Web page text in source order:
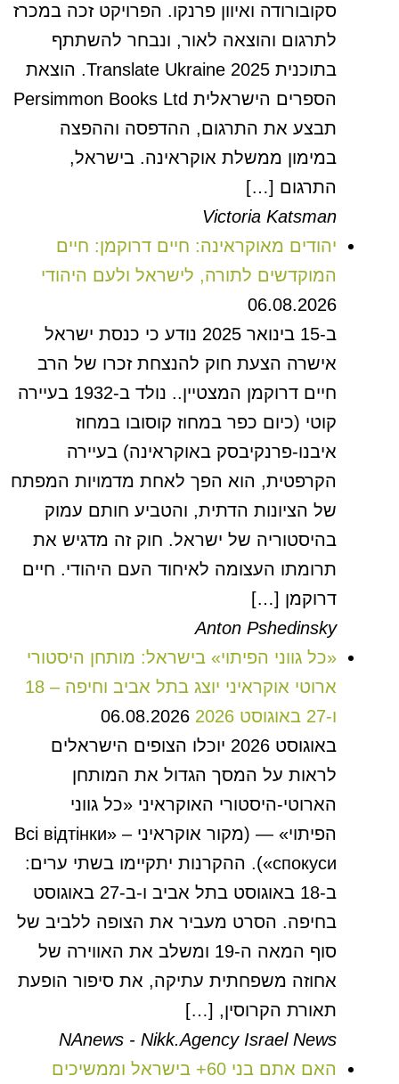
סקובורודה ואיוון פרנקו. הפרויקט זכה במכרז
לתרגום והוצאה לאור, ונבחר להשתתף
בתוכנית Translate Ukraine 2025. הוצאת
הספרים הישראלית Persimmon Books Ltd
תבצע את התרגום, ההדפסה וההפצה
במימון ממשלת אוקראינה. בישראל,
התרגום […]
Victoria Katsman
יהודים מאוקראינה: חיים דרוקמן: חיים
המוקדשים לתורה, לישראל ולעם היהודי
06.08.2026
ב-15 בינואר 2025 נודע כי כנסת ישראל
אישרה הצעת חוק להנצחת זכרו של הרב
חיים דרוקמן המצטיין.. נולד ב-1932 בעיירה
קוטי (כיום כפר במחוז קוסובו במחוז
איבנו-פרנקיבסק באוקראינה) בעיירה
הקרפטית, הוא הפך לאחת מדמויות המפתח
של הציונות הדתית, והטביע חותם עמוק
בהיסטוריה של ישראל. חוק זה מדגיש את
תרומתו העצומה לאיחוד העם היהודי. חיים
דרוקמן […]
Anton Pshedinsky
«כל גווני הפיתוי» בישראל: מותחן היסטורי
ארוטי אוקראיני יוצג בתל אביב וחיפה – 18
ו-27 באוגוסט 2026
06.08.2026
באוגוסט 2026 יוכלו הצופים הישראלים
לראות על המסך הגדול את המותחן
הארוטי-היסטורי האוקראיני «כל גווני
הפיתוי» — (מקור אוקראיני – «Всі відтінки
спокуси»). ההקרנות יתקיימו בשתי ערים:
ב-18 באוגוסט בתל אביב ו-ב-27 באוגוסט
בחיפה. הסרט מעביר את הצופה ללביב של
סוף המאה ה-19 ומשלב את האווירה של
אחוזה משפחתית עתיקה, את סיפור הופעת
תאורת הקרוסין, […]
NAnews - Nikk.Agency Israel News
האם אתם בני 60+ בישראל וממשיכים